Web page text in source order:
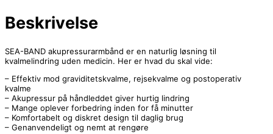
Beskrivelse
SEA-BAND akupressurarmbånd er en naturlig løsning til
kvalmelindring uden medicin. Her er hvad du skal vide:
– Effektiv mod graviditetskvalme, rejsekvalme og postoperativ
kvalme
– Akupressur på håndleddet giver hurtig lindring
– Mange oplever forbedring inden for få minutter
– Komfortabelt og diskret design til daglig brug
– Genanvendeligt og nemt at rengøre